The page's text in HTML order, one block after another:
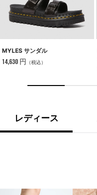
MYLES サンダル
14,630 円 （税込）
レディース